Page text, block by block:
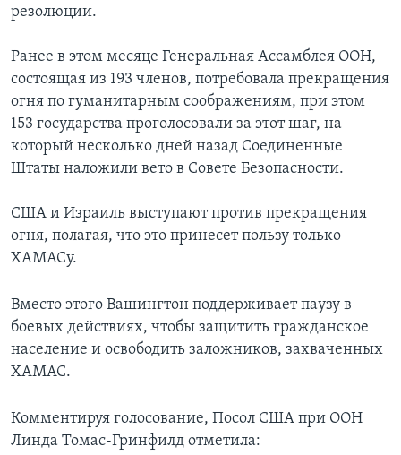
резолюции.
Ранее в этом месяце Генеральная Ассамблея ООН,
состоящая из 193 членов, потребовала прекращения
огня по гуманитарным соображениям, при этом
153 государства проголосовали за этот шаг, на
который несколько дней назад Соединенные
Штаты наложили вето в Совете Безопасности.
США и Израиль выступают против прекращения
огня, полагая, что это принесет пользу только
ХАМАСу.
Вместо этого Вашингтон поддерживает паузу в
боевых действиях, чтобы защитить гражданское
население и освободить заложников, захваченных
ХАМАС.
Комментируя голосование, Посол США при ООН
Линда Томас-Гринфилд отметила: